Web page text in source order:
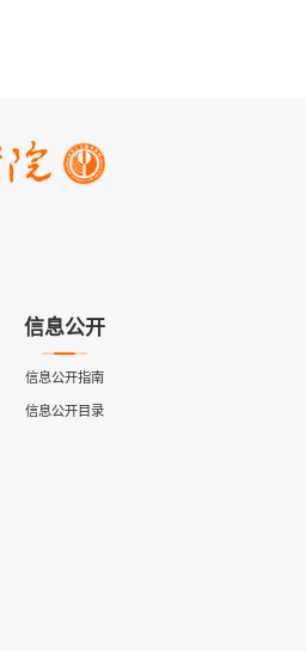
信息公开
信息公开指南
信息公开目录